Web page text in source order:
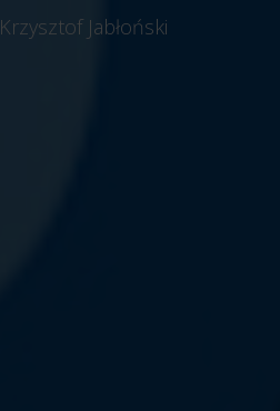
Krzysztof Jabłoński